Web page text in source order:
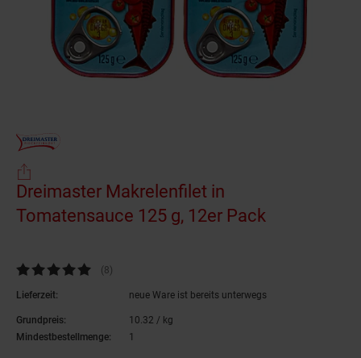
Dreimaster Makrelenfilet in
Tomatensauce 125 g, 12er Pack
Kundenbewertung: 4,88 von 5 Sternen
(8Kundenbewertungen
)
Lieferzeit: neue Ware ist bereits unterwegs
Grundpreis: 10.32 / kg
Mindestbestellmenge:
1